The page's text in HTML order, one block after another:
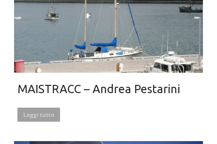
MAISTRACC – Andrea Pestarini
Leggi tutto